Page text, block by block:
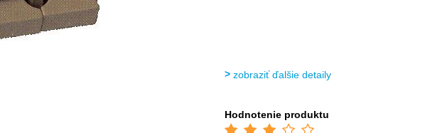
zobraziť ďalšie detaily
Hodnotenie produktu